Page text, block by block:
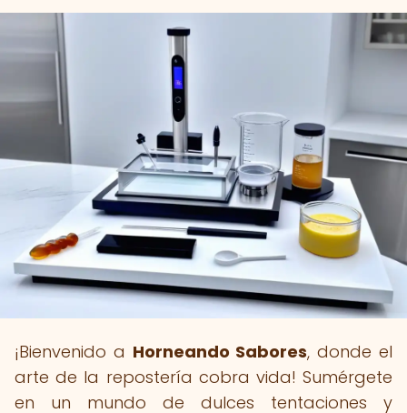
¡Bienvenido a Horneando Sabores, donde el
arte de la repostería cobra vida! Sumérgete
en un mundo de dulces tentaciones y